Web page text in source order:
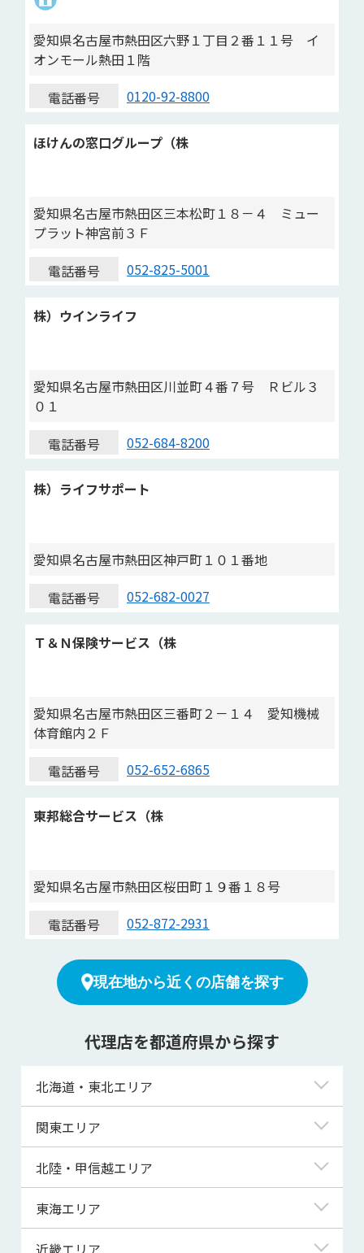
愛知県名古屋市熱田区六野１丁目２番１１号 イ
オンモール熱田１階
電話番号
0120-92-8800
ほけんの窓口グループ（株
愛知県名古屋市熱田区三本松町１８－４ ミュー
プラット神宮前３Ｆ
電話番号
052-825-5001
株）ウインライフ
愛知県名古屋市熱田区川並町４番７号 Ｒビル３
０１
電話番号
052-684-8200
株）ライフサポート
愛知県名古屋市熱田区神戸町１０１番地
電話番号
052-682-0027
Ｔ＆Ｎ保険サービス（株
愛知県名古屋市熱田区三番町２－１４ 愛知機械
体育館内２Ｆ
電話番号
052-652-6865
東邦総合サービス（株
愛知県名古屋市熱田区桜田町１９番１８号
電話番号
052-872-2931
現在地から近くの店舗を探す
代理店を都道府県から探す
北海道・東北エリア
北海道
青森県
宮城県
関東エリア
東京都
神奈川県
埼玉県
北陸・甲信越エリア
新潟県
富山県
東海エリア
岐阜県
近畿エリア